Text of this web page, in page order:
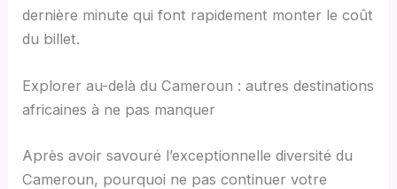
dernière minute qui font rapidement monter le coût
du billet.
Explorer au-delà du Cameroun : autres destinations
africaines à ne pas manquer
Après avoir savouré l’exceptionnelle diversité du
Cameroun, pourquoi ne pas continuer votre